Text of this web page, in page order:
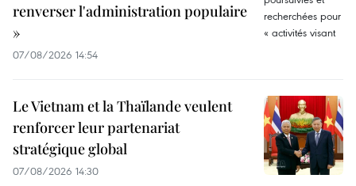
renverser l'administration populaire
»
07/08/2026 14:54
Le Vietnam et la Thaïlande veulent
renforcer leur partenariat
stratégique global
07/08/2026 14:30